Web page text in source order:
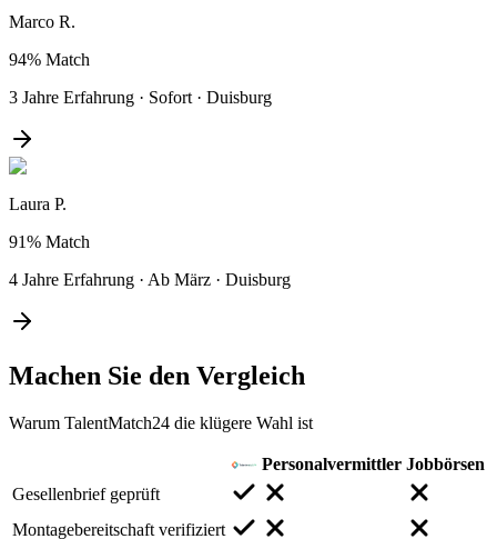
Marco R.
94% Match
3 Jahre Erfahrung · Sofort · Duisburg
Laura P.
91% Match
4 Jahre Erfahrung · Ab März · Duisburg
Machen Sie den Vergleich
Warum TalentMatch24 die klügere Wahl ist
Personalvermittler Jobbörsen
Gesellenbrief geprüft
Montagebereitschaft verifiziert